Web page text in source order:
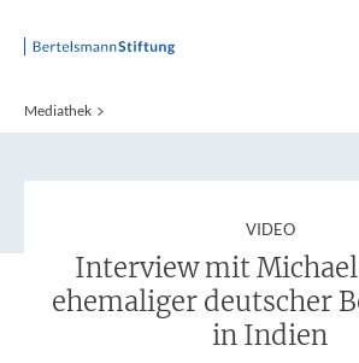
Startseite
Mediathek
VIDEO:
Interview mit
ehemaliger deutscher
in Indien